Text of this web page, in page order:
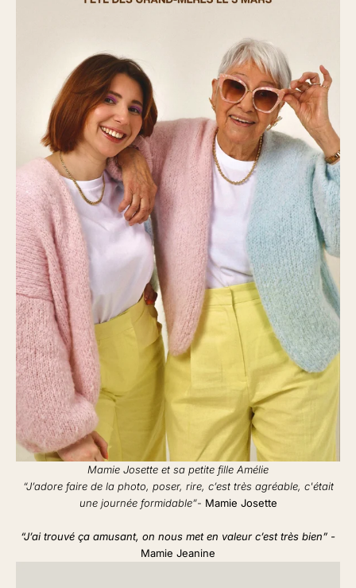
Mamie Josette et sa petite fille Amélie
“J’adore faire de la photo, poser, rire, c’est très agréable, c'était
une journée formidable”- Mamie Josette
“J’ai trouvé ça amusant, on nous met en valeur c’est très bien” -
Mamie Jeanine